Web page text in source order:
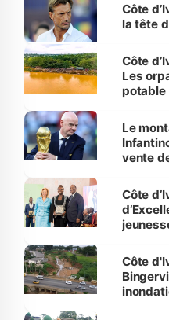
Côte
la tête
Côte
Les
Le
vente
Côte
Côte